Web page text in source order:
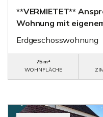
**VERMIETET**
Wohnung mit
Erdgeschosswohnung
75 m²
WOHNFLÄCHE